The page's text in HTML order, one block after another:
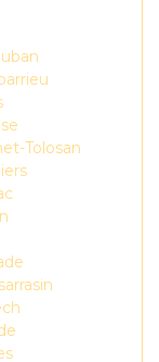
Tolosan